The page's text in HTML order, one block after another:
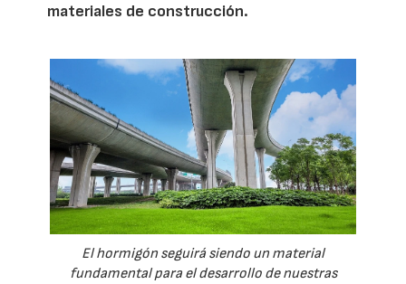
materiales de construcción.
El hormigón seguirá siendo un material
fundamental para el desarrollo de nuestras